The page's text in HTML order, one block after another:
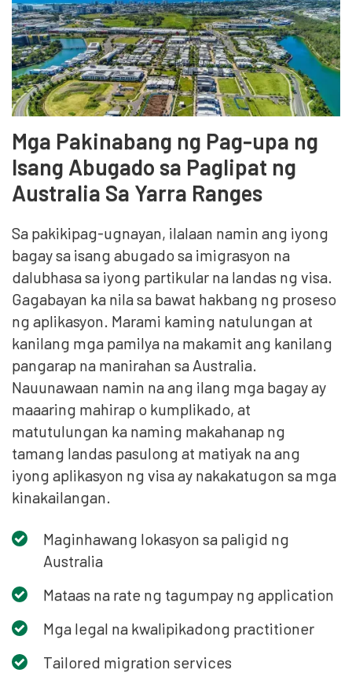
Mga Pakinabang ng Pag-upa ng
Isang Abugado sa Paglipat ng
Australia Sa Yarra Ranges
Sa pakikipag-ugnayan, ilalaan namin ang iyong
bagay sa isang abugado sa imigrasyon na
dalubhasa sa iyong partikular na landas ng visa.
Gagabayan ka nila sa bawat hakbang ng proseso
ng aplikasyon. Marami kaming natulungan at
kanilang mga pamilya na makamit ang kanilang
pangarap na manirahan sa Australia.
Nauunawaan namin na ang ilang mga bagay ay
maaaring mahirap o kumplikado, at
matutulungan ka naming makahanap ng
tamang landas pasulong at matiyak na ang
iyong aplikasyon ng visa ay nakakatugon sa mga
kinakailangan.
Maginhawang lokasyon sa paligid ng
Australia
Mataas na rate ng tagumpay ng application
Mga legal na kwalipikadong practitioner
Tailored migration services